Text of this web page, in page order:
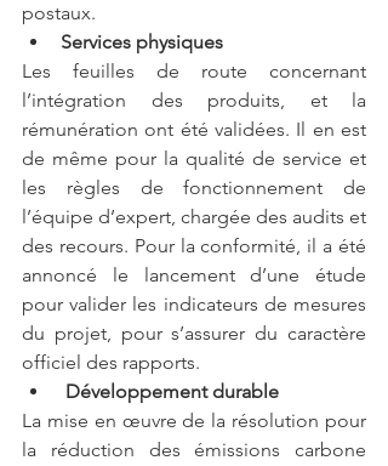
postaux.
Services physiques
Les feuilles de route concernant
l’intégration des produits, et la
rémunération ont été validées. Il en est
de même pour la qualité de service et
les règles de fonctionnement de
l’équipe d’expert, chargée des audits et
des recours. Pour la conformité, il a été
annoncé le lancement d’une étude
pour valider les indicateurs de mesures
du projet, pour s’assurer du caractère
officiel des rapports.
Développement durable
La mise en œuvre de la résolution pour
la réduction des émissions carbone